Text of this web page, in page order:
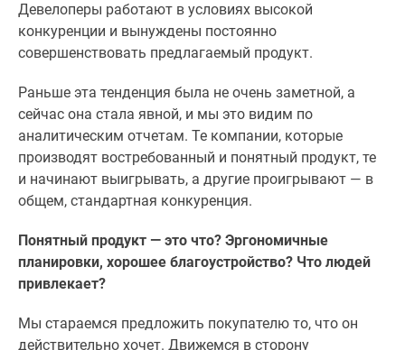
Девелоперы работают в условиях высокой
конкуренции и вынуждены постоянно
совершенствовать предлагаемый продукт.
Раньше эта тенденция была не очень заметной, а
сейчас она стала явной, и мы это видим по
аналитическим отчетам. Те компании, которые
производят востребованный и понятный продукт, те
и начинают выигрывать, а другие проигрывают — в
общем, стандартная конкуренция.
Понятный продукт — это что? Эргономичные
планировки, хорошее благоустройство? Что людей
привлекает?
Мы стараемся предложить покупателю то, что он
действительно хочет. Движемся в сторону